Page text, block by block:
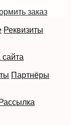
заказ
Реквизиты
сайта
Партнёры
Рассылка